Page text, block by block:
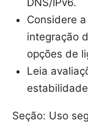
Considere
integração
opções de
Leia
Seção: Uso